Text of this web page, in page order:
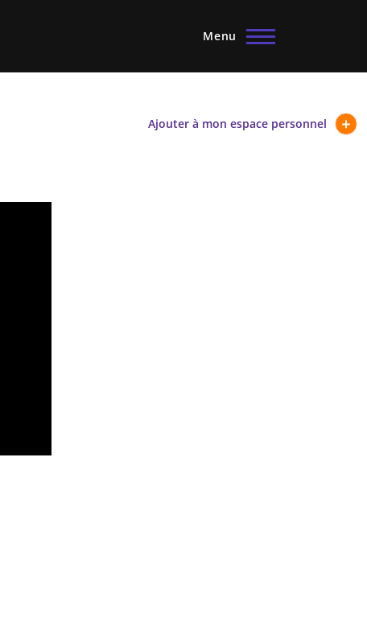
Menu
Ajouter à mon espace personnel